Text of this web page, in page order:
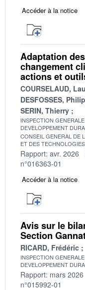
Accéder à la notice
Adaptation
changement
actions et
COURSELAUD,
DESFOSSES,
SERIN, Thierry
INSPECTION
DEVELOPPEMENT
CONSEIL GENERAL DE
ET DES
Rapport: avr. 2026
n°016363-01
Accéder à la notice
Avis sur le
Section
RICARD, Frédéric
INSPECTION
DEVELOPPEMENT
Rapport: mars 2026
n°015992-01